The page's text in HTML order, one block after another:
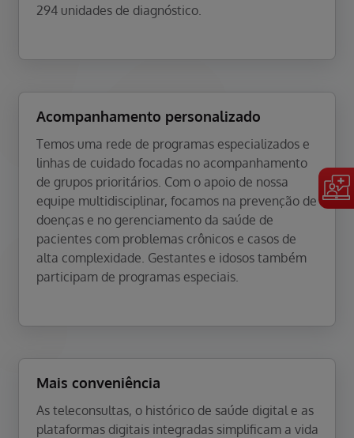
294 unidades de diagnóstico.
Acompanhamento personalizado
Temos uma rede de programas especializados e
linhas de cuidado focadas no acompanhamento
de grupos prioritários. Com o apoio de nossa
equipe multidisciplinar, focamos na prevenção de
doenças e no gerenciamento da saúde de
pacientes com problemas crônicos e casos de
alta complexidade. Gestantes e idosos também
participam de programas especiais.
Mais conveniência
As teleconsultas, o histórico de saúde digital e as
plataformas digitais integradas simplificam a vida